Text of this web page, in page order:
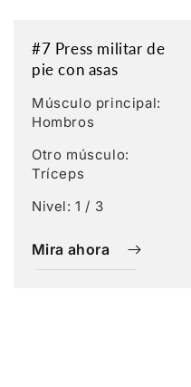
#7 Press militar de
pie con asas
Músculo principal:
Hombros
Otro músculo:
Tríceps
Nivel: 1 / 3
Mira ahora